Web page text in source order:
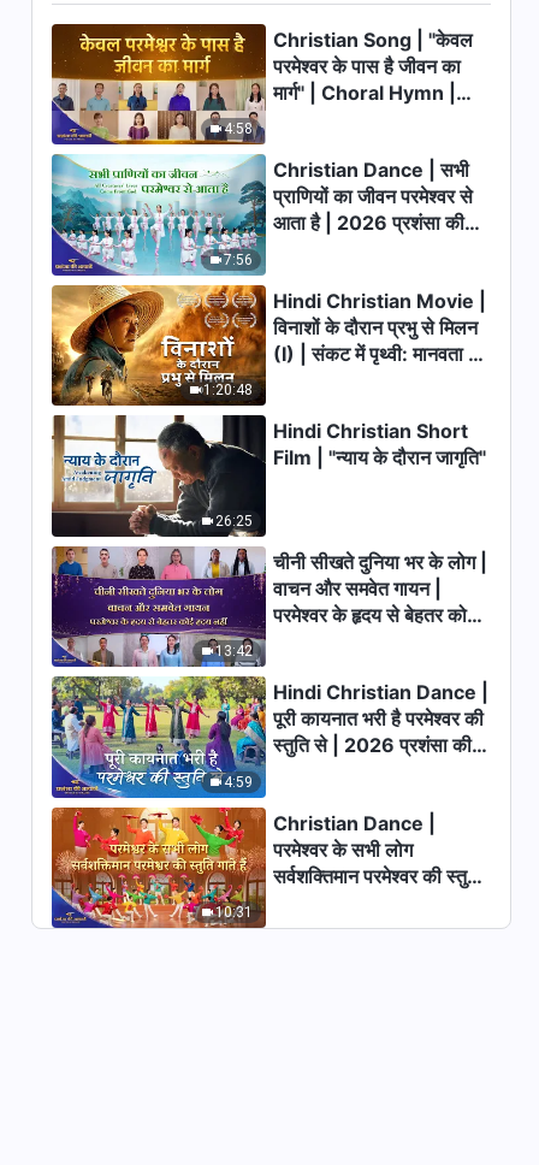
4:58
Christian Song | "केवल
परमेश्वर के पास है जीवन का
मार्ग" | Choral Hymn |
7:56
Christian Dance | सभी
प्राणियों का जीवन परमेश्वर से
आता है | 2026 प्रशंसा की
1:20:48
Hindi Christian Movie |
विनाशों के दौरान प्रभु से मिलन
(I) | संकट में पृथ्वी: मानवता का
26:25
Hindi Christian Short
Film | "न्याय के दौरान जागृति"
13:42
चीनी सीखते दुनिया भर के लोग |
वाचन और समवेत गायन |
परमेश्वर के हृदय से बेहतर कोई
4:59
Hindi Christian Dance |
पूरी कायनात भरी है परमेश्वर की
स्तुति से | 2026 प्रशंसा की
10:31
Christian Dance |
परमेश्वर के सभी लोग
सर्वशक्तिमान परमेश्वर की स्तुति
आवाजें